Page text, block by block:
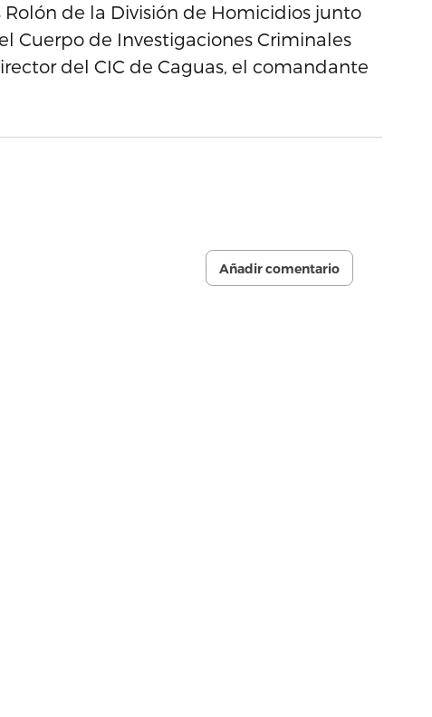
de la División de Homicidios junto
Cuerpo de Investigaciones Criminales
del CIC de Caguas, el comandante
Añadir comentario